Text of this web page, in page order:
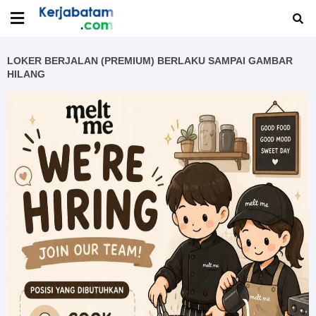
LOKER BERJALAN (PREMIUM) BERLAKU SAMPAI GAMBAR
HILANG